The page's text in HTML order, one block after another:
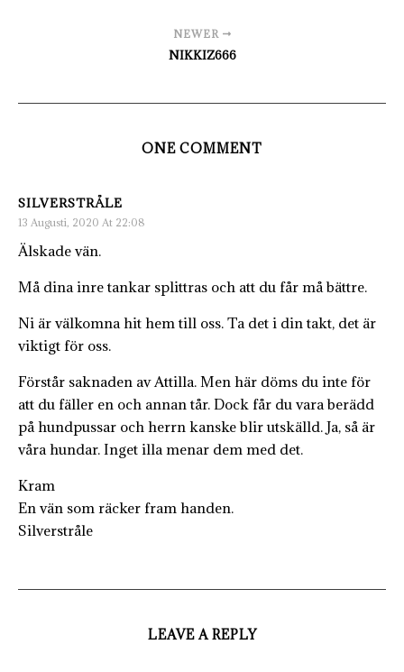
NEWER
NIKKIZ666
ONE COMMENT
SILVERSTRÅLE
13 Augusti, 2020 At 22:08
Älskade vän.
Må dina inre tankar splittras och att du får må bättre.
Ni är välkomna hit hem till oss. Ta det i din takt, det är
viktigt för oss.
Förstår saknaden av Attilla. Men här döms du inte för
att du fäller en och annan tår. Dock får du vara berädd
på hundpussar och herrn kanske blir utskälld. Ja, så är
våra hundar. Inget illa menar dem med det.
Kram
En vän som räcker fram handen.
Silverstråle
LEAVE A REPLY